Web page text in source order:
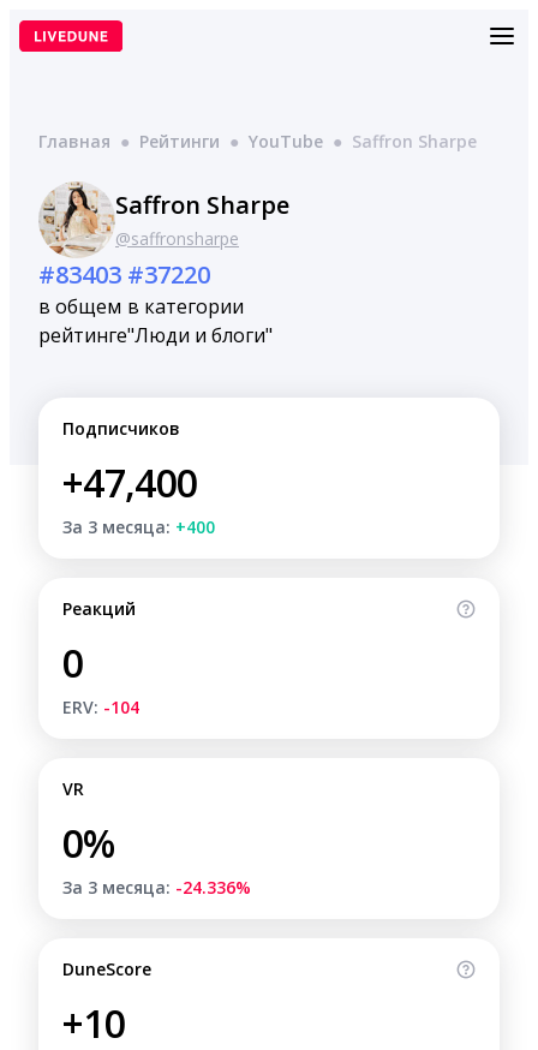
Перейти
Главная ● Рейтинги ● YouTube ● Saffron Sharpe
Saffron Sharpe
@saffronsharpe
#83403
в общем
рейтинге
#37220
в категории
"Люди и блоги"
Подписчиков
+47,400
За 3 месяца: +400
Реакций
0
ERV: -104
VR
0%
За 3 месяца: -24.336%
DuneScore
+10